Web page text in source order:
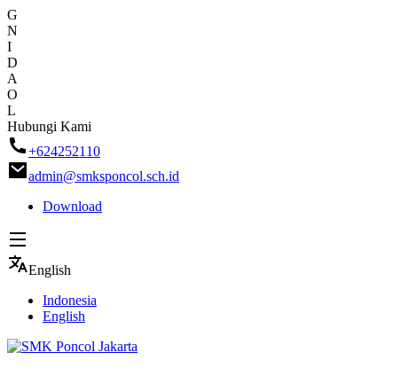
G
N
I
D
A
O
L
Skip
to
content
Hubungi Kami
+624252110
admin@smksponcol.sch.id
Download
English
Indonesia
English